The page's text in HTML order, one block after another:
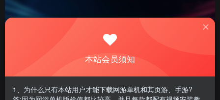
排序 更新 浏览 点赞 评论
本站会员须知
1、为什么只有本站用户才能下载网游单机和其页游、手游?